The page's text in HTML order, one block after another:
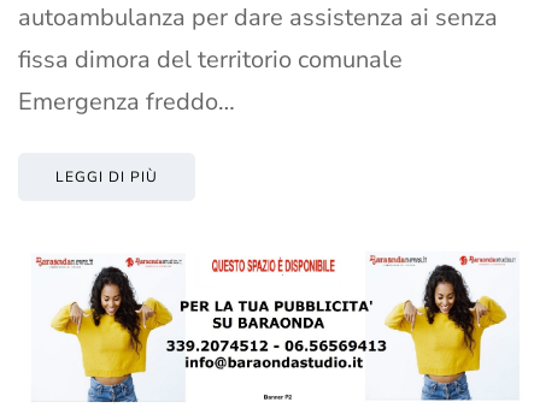
autoambulanza per dare assistenza ai senza
fissa dimora del territorio comunale
Emergenza freddo…
LEGGI DI PIÙ